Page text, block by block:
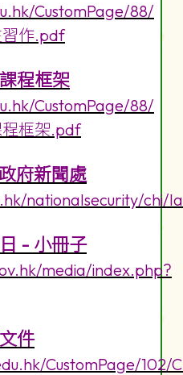
CustomPage/88/
習作.pdf
程框架
CustomPage/88/
框架.pdf
府新聞處
nationalsecurity/chi/
- 小冊子
media/index.php?
件
CustomPage/102/